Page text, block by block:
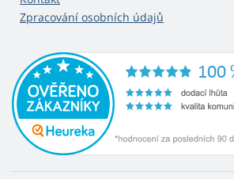
Zpracování osobních údajů